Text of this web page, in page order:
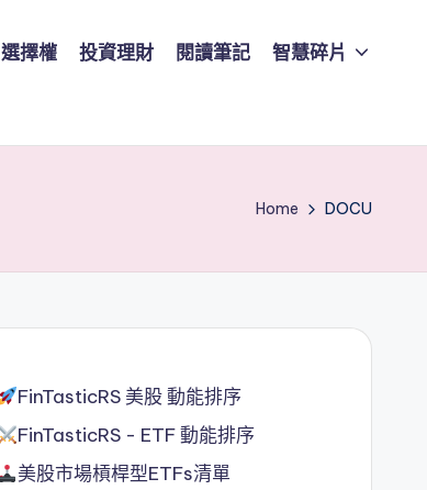
選擇權 投資理財 閱讀筆記 智慧碎片
Home DOCU
FinTasticRS 美股 動能排序
FinTasticRS - ETF 動能排序
美股市場槓桿型ETFs清單